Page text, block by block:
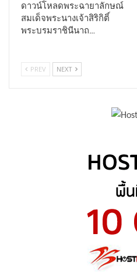
ดาวน์โหลดพระฉายาลักษณ์
สมเด็จพระนางเจ้าสิริกิติ์
พระบรมราชินีนาถ…
PREV NEXT